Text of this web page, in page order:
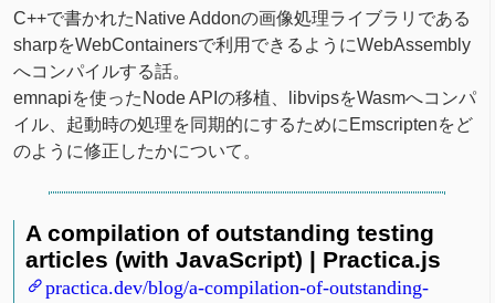
C++で書かれたNative Addonの画像処理ライブラリである
sharpをWebContainersで利用できるようにWebAssembly
へコンパイルする話。
emnapiを使ったNode APIの移植、libvipsをWasmへコンパ
イル、起動時の処理を同期的にするためにEmscriptenをど
のように修正したかについて。
A compilation of outstanding testing
articles (with JavaScript) | Practica.js
practica.dev/blog/a-compilation-of-outstanding-